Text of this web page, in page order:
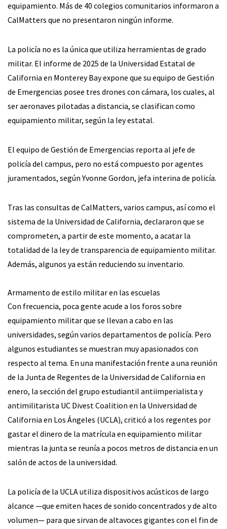
equipamiento. Más de 40 colegios comunitarios informaron a
CalMatters que no presentaron ningún informe.
La policía no es la única que utiliza herramientas de grado
militar. El informe de 2025 de la Universidad Estatal de
California en Monterey Bay expone que su equipo de Gestión
de Emergencias posee tres drones con cámara, los cuales, al
ser aeronaves pilotadas a distancia, se clasifican como
equipamiento militar, según la ley estatal.
El equipo de Gestión de Emergencias reporta al jefe de
policía del campus, pero no está compuesto por agentes
juramentados, según Yvonne Gordon, jefa interina de policía.
Tras las consultas de CalMatters, varios campus, así como el
sistema de la Universidad de California, declararon que se
comprometen, a partir de este momento, a acatar la
totalidad de la ley de transparencia de equipamiento militar.
Además, algunos ya están reduciendo su inventario.
Armamento de estilo militar en las escuelas
Con frecuencia, poca gente acude a los foros sobre
equipamiento militar que se llevan a cabo en las
universidades, según varios departamentos de policía. Pero
algunos estudiantes se muestran muy apasionados con
respecto al tema. En una manifestación frente a una reunión
de la Junta de Regentes de la Universidad de California en
enero, la sección del grupo estudiantil antiimperialista y
antimilitarista UC Divest Coalition en la Universidad de
California en Los Ángeles (UCLA), criticó a los regentes por
gastar el dinero de la matrícula en equipamiento militar
mientras la junta se reunía a pocos metros de distancia en un
salón de actos de la universidad.
La policía de la UCLA utiliza dispositivos acústicos de largo
alcance —que emiten haces de sonido concentrados y de alto
volumen— para que sirvan de altavoces gigantes con el fin de